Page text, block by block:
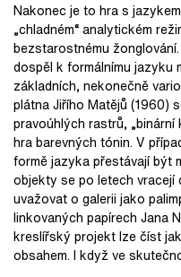
Nakonec je to hra s
„chladném“ analytickém
bezstarostnému
dospěl k formálnímu jazyku
základních, nekonečně
plátna Jiřího Matějů (1960)
pravoúhlých rastrů,
hra barevných tónin. V
formě jazyka přestávají být
objekty se po letech
uvažovat o galerii jako
linkovaných papírech Jana
kreslířský projekt lze číst
obsahem. I když ve